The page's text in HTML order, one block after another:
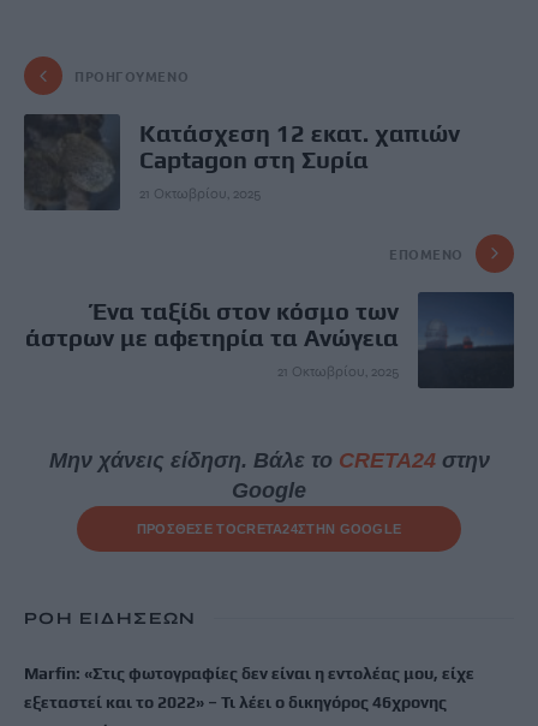
ΠΡΟΗΓΟΎΜΕΝΟ
Κατάσχεση 12 εκατ. χαπιών
Captagon στη Συρία
21 Οκτωβρίου, 2025
ΕΠΌΜΕΝΟ
Ένα ταξίδι στον κόσμο των
άστρων με αφετηρία τα Ανώγεια
21 Οκτωβρίου, 2025
Μην χάνεις είδηση. Βάλε το CRETA24στην
Google
ΠΡΟΣΘΕΣΕ ΤΟCRETA24ΣΤΗΝ GOOGLE
ΡΟΗ ΕΙΔΗΣΕΩΝ
Marfin: «Στις φωτογραφίες δεν είναι η εντολέας μου, είχε
εξεταστεί και το 2022» – Τι λέει ο δικηγόρος 46χρονης